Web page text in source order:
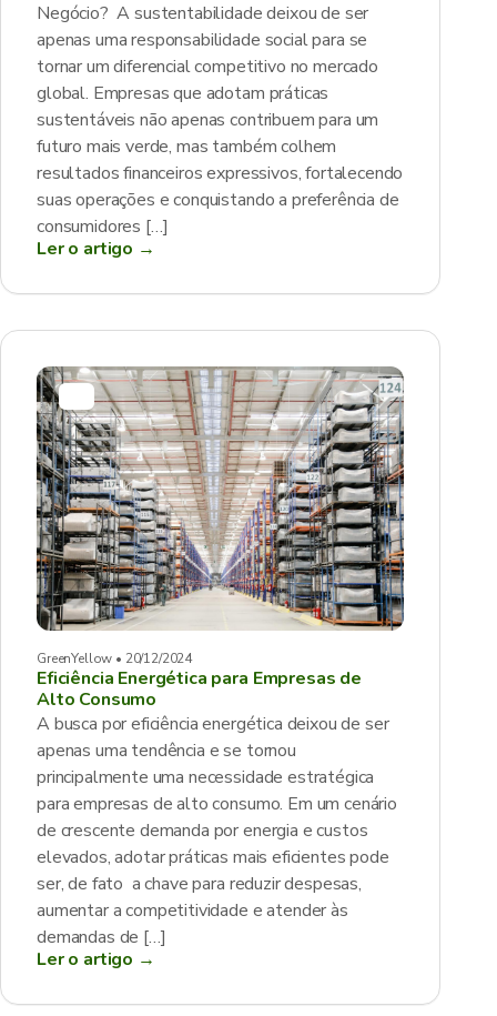
Negócio? A sustentabilidade deixou de ser
apenas uma responsabilidade social para se
tornar um diferencial competitivo no mercado
global. Empresas que adotam práticas
sustentáveis não apenas contribuem para um
futuro mais verde, mas também colhem
resultados financeiros expressivos, fortalecendo
suas operações e conquistando a preferência de
consumidores […]
Ler o artigo →
GreenYellow • 20/12/2024
Eficiência Energética para Empresas de
Alto Consumo
A busca por eficiência energética deixou de ser
apenas uma tendência e se tornou
principalmente uma necessidade estratégica
para empresas de alto consumo. Em um cenário
de crescente demanda por energia e custos
elevados, adotar práticas mais eficientes pode
ser, de fato a chave para reduzir despesas,
aumentar a competitividade e atender às
demandas de […]
Ler o artigo →